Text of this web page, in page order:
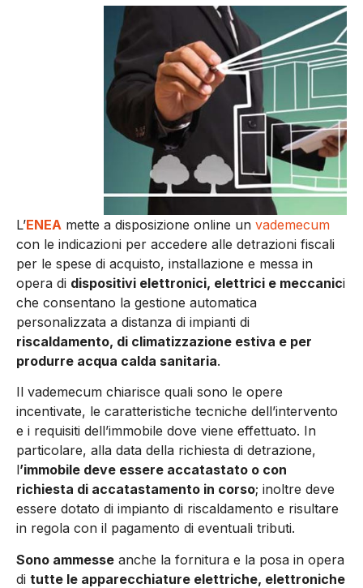
L’ENEA mette a disposizione online un vademecum
con le indicazioni per accedere alle detrazioni fiscali
per le spese di acquisto, installazione e messa in
opera di dispositivi elettronici, elettrici e meccanici
che consentano la gestione automatica
personalizzata a distanza di impianti di
riscaldamento, di climatizzazione estiva e per
produrre acqua calda sanitaria.
Il vademecum chiarisce quali sono le opere
incentivate, le caratteristiche tecniche dell’intervento
e i requisiti dell’immobile dove viene effettuato. In
particolare, alla data della richiesta di detrazione,
l’immobile deve essere accatastato o con
richiesta di accatastamento in corso; inoltre deve
essere dotato di impianto di riscaldamento e risultare
in regola con il pagamento di eventuali tributi.
Sono ammesse anche la fornitura e la posa in opera
di tutte le apparecchiature elettriche, elettroniche